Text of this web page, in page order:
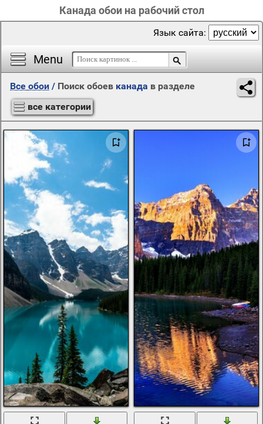
Канада обои на рабочий стол
Menu
Язык сайта:
Все обои / Поиск обоев канада в разделе
все категории